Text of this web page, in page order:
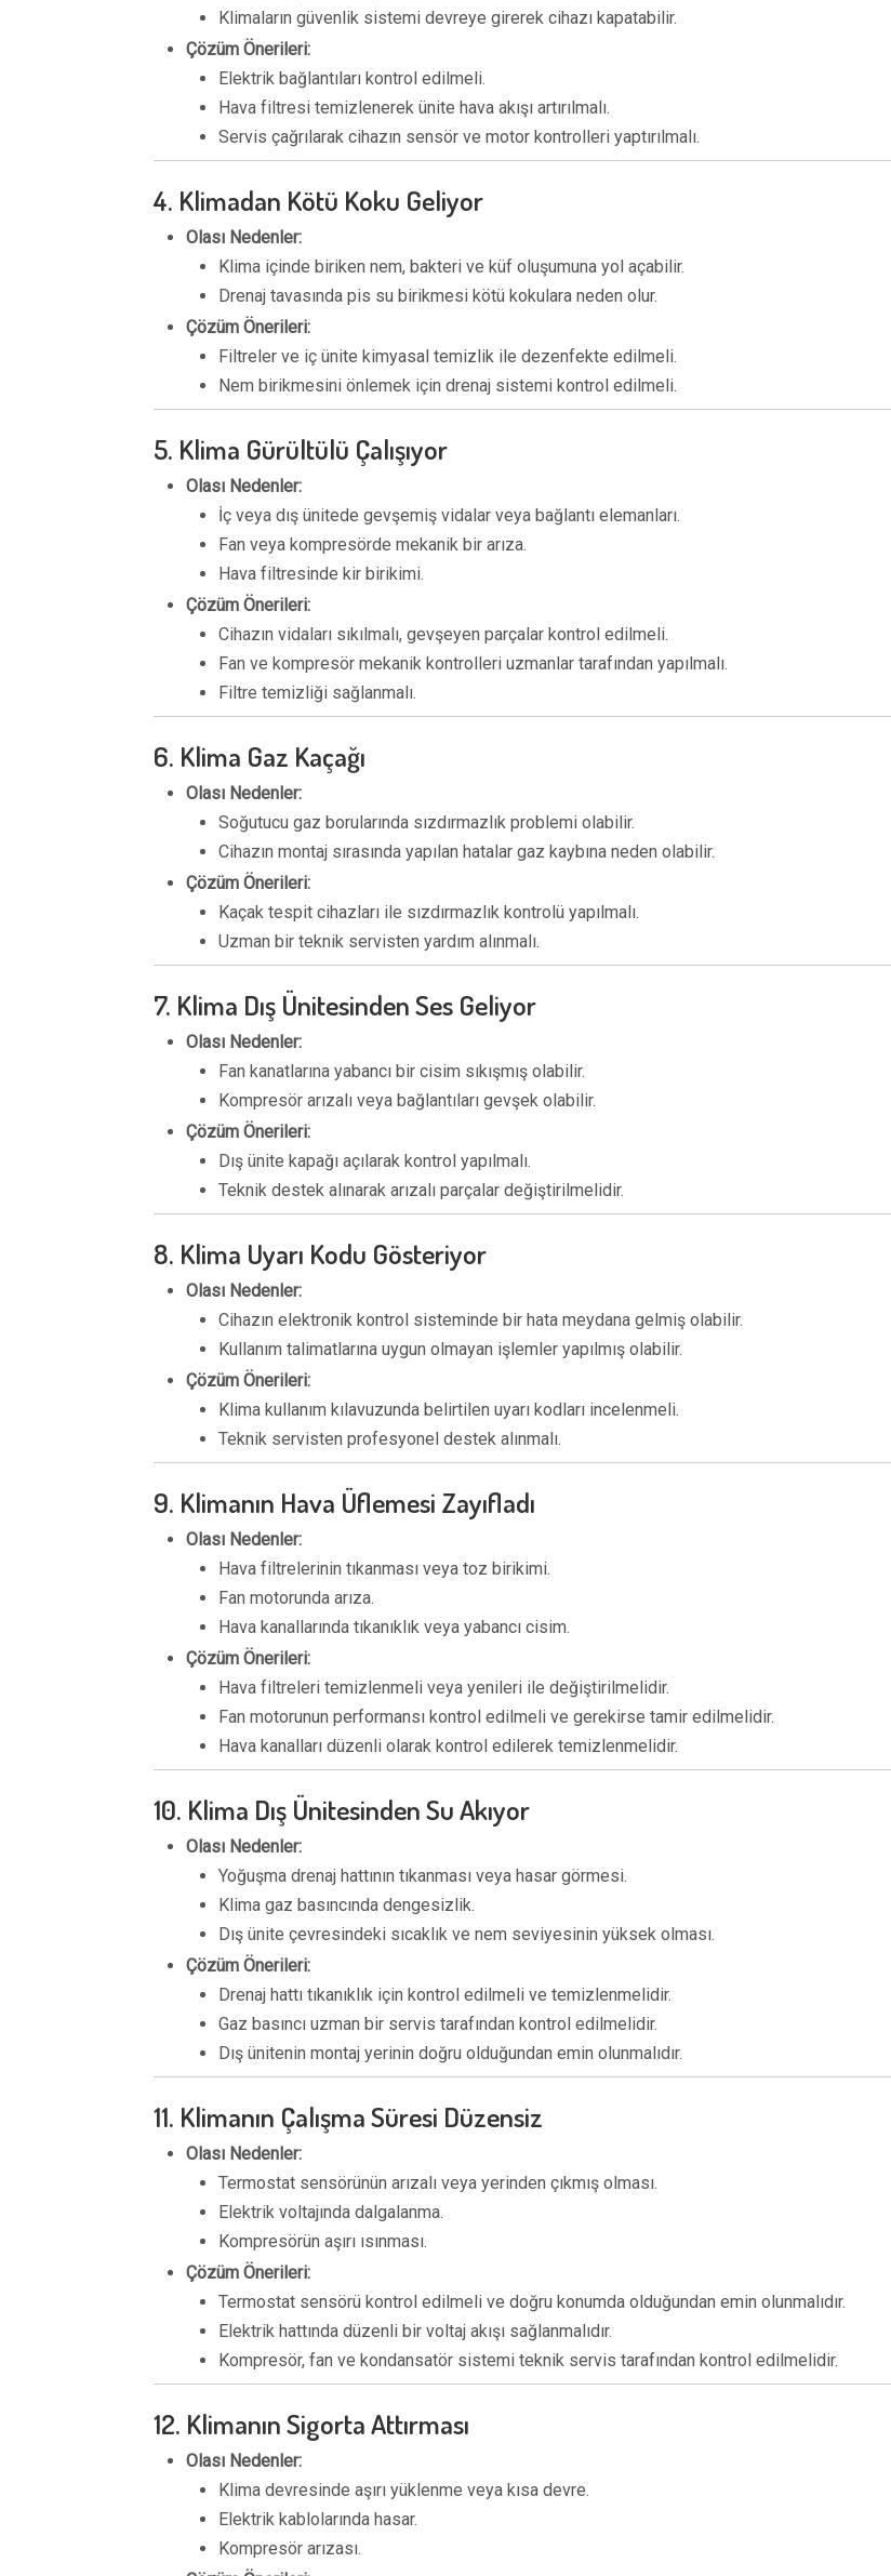
Klimaların güvenlik sistemi devreye girerek cihazı kapatabilir.
Çözüm Önerileri:
Elektrik bağlantıları kontrol edilmeli.
Hava filtresi temizlenerek ünite hava akışı artırılmalı.
Servis çağrılarak cihazın sensör ve motor kontrolleri yaptırılmalı.
4. Klimadan Kötü Koku Geliyor
Olası Nedenler:
Klima içinde biriken nem, bakteri ve küf oluşumuna yol açabilir.
Drenaj tavasında pis su birikmesi kötü kokulara neden olur.
Çözüm Önerileri:
Filtreler ve iç ünite kimyasal temizlik ile dezenfekte edilmeli.
Nem birikmesini önlemek için drenaj sistemi kontrol edilmeli.
5. Klima Gürültülü Çalışıyor
Olası Nedenler:
İç veya dış ünitede gevşemiş vidalar veya bağlantı elemanları.
Fan veya kompresörde mekanik bir arıza.
Hava filtresinde kir birikimi.
Çözüm Önerileri:
Cihazın vidaları sıkılmalı, gevşeyen parçalar kontrol edilmeli.
Fan ve kompresör mekanik kontrolleri uzmanlar tarafından yapılmalı.
Filtre temizliği sağlanmalı.
6. Klima Gaz Kaçağı
Olası Nedenler:
Soğutucu gaz borularında sızdırmazlık problemi olabilir.
Cihazın montaj sırasında yapılan hatalar gaz kaybına neden olabilir.
Çözüm Önerileri:
Kaçak tespit cihazları ile sızdırmazlık kontrolü yapılmalı.
Uzman bir teknik servisten yardım alınmalı.
7. Klima Dış Ünitesinden Ses Geliyor
Olası Nedenler:
Fan kanatlarına yabancı bir cisim sıkışmış olabilir.
Kompresör arızalı veya bağlantıları gevşek olabilir.
Çözüm Önerileri:
Dış ünite kapağı açılarak kontrol yapılmalı.
Teknik destek alınarak arızalı parçalar değiştirilmelidir.
8. Klima Uyarı Kodu Gösteriyor
Olası Nedenler:
Cihazın elektronik kontrol sisteminde bir hata meydana gelmiş olabilir.
Kullanım talimatlarına uygun olmayan işlemler yapılmış olabilir.
Çözüm Önerileri:
Klima kullanım kılavuzunda belirtilen uyarı kodları incelenmeli.
Teknik servisten profesyonel destek alınmalı.
9. Klimanın Hava Üflemesi Zayıfladı
Olası Nedenler:
Hava filtrelerinin tıkanması veya toz birikimi.
Fan motorunda arıza.
Hava kanallarında tıkanıklık veya yabancı cisim.
Çözüm Önerileri:
Hava filtreleri temizlenmeli veya yenileri ile değiştirilmelidir.
Fan motorunun performansı kontrol edilmeli ve gerekirse tamir edilmelidir.
Hava kanalları düzenli olarak kontrol edilerek temizlenmelidir.
10. Klima Dış Ünitesinden Su Akıyor
Olası Nedenler:
Yoğuşma drenaj hattının tıkanması veya hasar görmesi.
Klima gaz basıncında dengesizlik.
Dış ünite çevresindeki sıcaklık ve nem seviyesinin yüksek olması.
Çözüm Önerileri:
Drenaj hattı tıkanıklık için kontrol edilmeli ve temizlenmelidir.
Gaz basıncı uzman bir servis tarafından kontrol edilmelidir.
Dış ünitenin montaj yerinin doğru olduğundan emin olunmalıdır.
11. Klimanın Çalışma Süresi Düzensiz
Olası Nedenler:
Termostat sensörünün arızalı veya yerinden çıkmış olması.
Elektrik voltajında dalgalanma.
Kompresörün aşırı ısınması.
Çözüm Önerileri:
Termostat sensörü kontrol edilmeli ve doğru konumda olduğundan emin olunmalıdır.
Elektrik hattında düzenli bir voltaj akışı sağlanmalıdır.
Kompresör, fan ve kondansatör sistemi teknik servis tarafından kontrol edilmelidir.
12. Klimanın Sigorta Attırması
Olası Nedenler:
Klima devresinde aşırı yüklenme veya kısa devre.
Elektrik kablolarında hasar.
Kompresör arızası.